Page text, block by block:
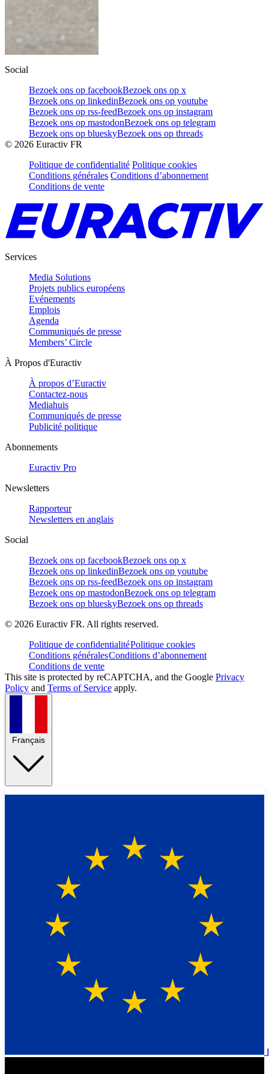
Social
Bezoek ons op facebookBezoek ons op x
Bezoek ons op linkedinBezoek ons op youtube
Bezoek ons op rss-feedBezoek ons op instagram
Bezoek ons op mastodonBezoek ons op telegram
Bezoek ons op blueskyBezoek ons op threads
© 2026 Euractiv FR
Politique de confidentialité Politique cookies
Conditions générales Conditions d’abonnement
Conditions de vente
Services
Media Solutions
Projets publics européens
Evénements
Emplois
Agenda
Communiqués de presse
Members’ Circle
À Propos d'Euractiv
À propos d’Euractiv
Contactez-nous
Mediahuis
Communiqués de presse
Publicité politique
Abonnements
Euractiv Pro
Newsletters
Rapporteur
Newsletters en anglais
Social
Bezoek ons op facebookBezoek ons op x
Bezoek ons op linkedinBezoek ons op youtube
Bezoek ons op rss-feedBezoek ons op instagram
Bezoek ons op mastodonBezoek ons op telegram
Bezoek ons op blueskyBezoek ons op threads
© 2026 Euractiv FR. All rights reserved.
Politique de confidentialitéPolitique cookies
Conditions généralesConditions d’abonnement
Conditions de vente
This site is protected by reCAPTCHA, and the Google Privacy
Policy and Terms of Service apply.
Français